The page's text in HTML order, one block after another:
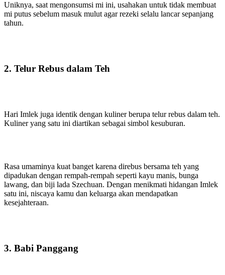
Uniknya, saat mengonsumsi mi ini, usahakan untuk tidak membuat
mi putus sebelum masuk mulut agar rezeki selalu lancar sepanjang
tahun.
2. Telur Rebus dalam Teh
Hari Imlek juga identik dengan kuliner berupa telur rebus dalam teh.
Kuliner yang satu ini diartikan sebagai simbol kesuburan.
Rasa umaminya kuat banget karena direbus bersama teh yang
dipadukan dengan rempah-rempah seperti kayu manis, bunga
lawang, dan biji lada Szechuan. Dengan menikmati hidangan Imlek
satu ini, niscaya kamu dan keluarga akan mendapatkan
kesejahteraan.
3. Babi Panggang